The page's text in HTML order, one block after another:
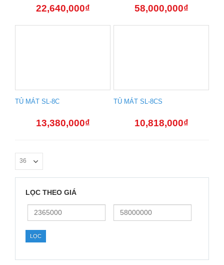
22,640,000₫ 58,000,000₫
TỦ MÁT SL-8C
13,380,000₫
TỦ MÁT SL-8CS
10,818,000₫
LỌC THEO GIÁ
Giá
nhất
Giá
LỌC